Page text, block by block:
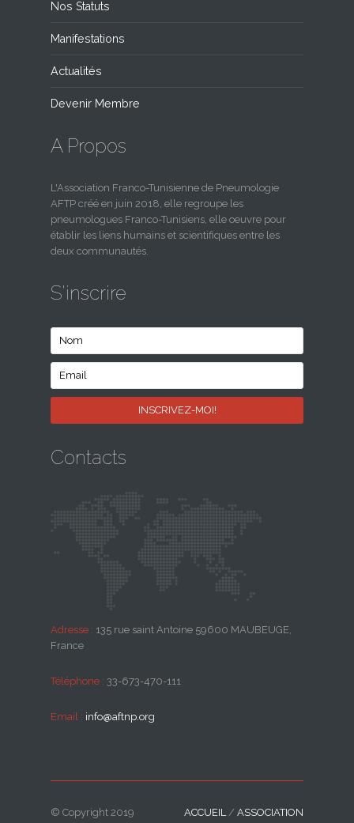
Nos Statuts
Manifestations
Actualités
Devenir Membre
A Propos
L'Association Franco-Tunisienne de Pneumologie
AFTP créé en juin 2018, elle regroupe les
pneumologues Franco-Tunisiens, elle oeuvre pour
établir les liens humains et scientifiques entre les
deux communautés.
S'inscrire
Contacts
Adresse : 135 rue saint Antoine 59600 MAUBEUGE,
France
Téléphone : 33-673-470-111
Email : info@aftnp.org
© Copyright 2019
ACCUEIL / ASSOCIATION